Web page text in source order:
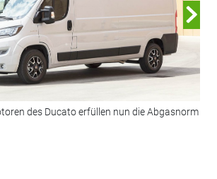
des Ducato erfüllen nun die Abgasnorm